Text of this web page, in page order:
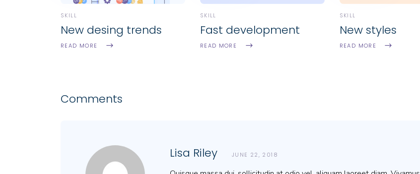
SKILL
New desing trends
READ MORE
SKILL
Fast development
READ MORE
SKILL
New styles
READ MORE
Comments
Lisa Riley JUNE 22, 2018